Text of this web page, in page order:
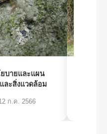
บายและแผน
ละสิ่งแวดล้อม
ก.ค. 2566